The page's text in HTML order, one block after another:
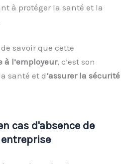
à protéger la santé et la
savoir que cette
l’employeur, c’est son
santé et d‘assurer la sécurité
cas d'absence de
entreprise